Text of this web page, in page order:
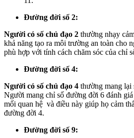
Đường đời số 2:
Người có số chủ đạo 2 thường nhạy
khả năng tạo ra môi trường an toàn cho
phù hợp với tính cách chăm sóc của chỉ
Đường đời số 4:
Người có số chủ đạo 4 thường mang lại
Người mang chỉ số đường đời 6 đánh
mối quan hệ và điều này giúp họ cảm
đường đời 4.
Đường đời số 9: